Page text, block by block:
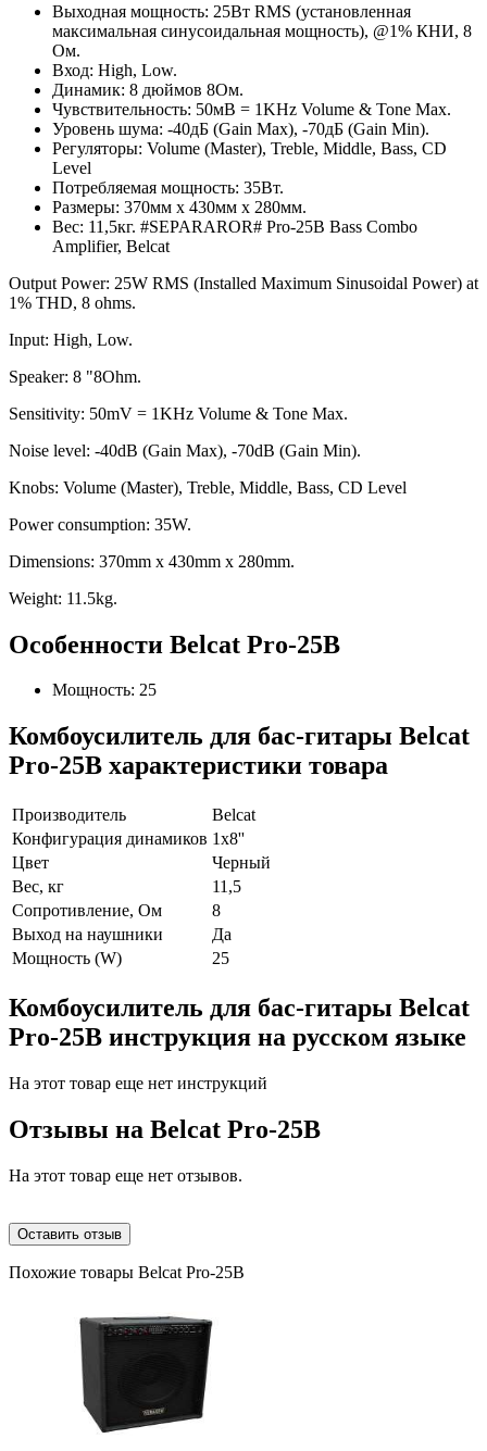
Выходная мощность: 25Вт RMS (установленная
максимальная синусоидальная мощность), @1% КНИ, 8
Ом.
Вход: High, Low.
Динамик: 8 дюймов 8Ом.
Чувствительность: 50мВ = 1KHz Volume & Tone Max.
Уровень шума: -40дБ (Gain Max), -70дБ (Gain Min).
Регуляторы: Volume (Master), Treble, Middle, Bass, CD
Level
Потребляемая мощность: 35Вт.
Размеры: 370мм х 430мм х 280мм.
Вес: 11,5кг. #SEPARAROR# Pro-25B Bass Combo
Amplifier, Belcat
Output Power: 25W RMS (Installed Maximum Sinusoidal Power) at
1% THD, 8 ohms.
Input: High, Low.
Speaker: 8 "8Ohm.
Sensitivity: 50mV = 1KHz Volume & Tone Max.
Noise level: -40dB (Gain Max), -70dB (Gain Min).
Knobs: Volume (Master), Treble, Middle, Bass, CD Level
Power consumption: 35W.
Dimensions: 370mm x 430mm x 280mm.
Weight: 11.5kg.
Особенности Belcat Pro-25B
Мощность: 25
Комбоусилитель для бас-гитары Belcat
Pro-25B характеристики товара
Производитель
Belcat
Конфигурация динамиков 1х8''
Цвет
Черный
Вес, кг
11,5
Сопротивление, Ом
8
Выход на наушники
Да
Мощность (W)
25
Комбоусилитель для бас-гитары Belcat
Pro-25B инструкция на русском языке
На этот товар еще нет инструкций
Отзывы на Belcat Pro-25B
На этот товар еще нет отзывов.
Оставить отзыв
Похожие товары Belcat Pro-25B